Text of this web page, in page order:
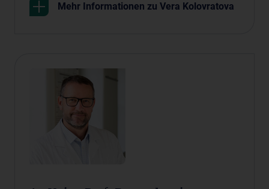
Mehr Informationen zu Vera Kolovratova